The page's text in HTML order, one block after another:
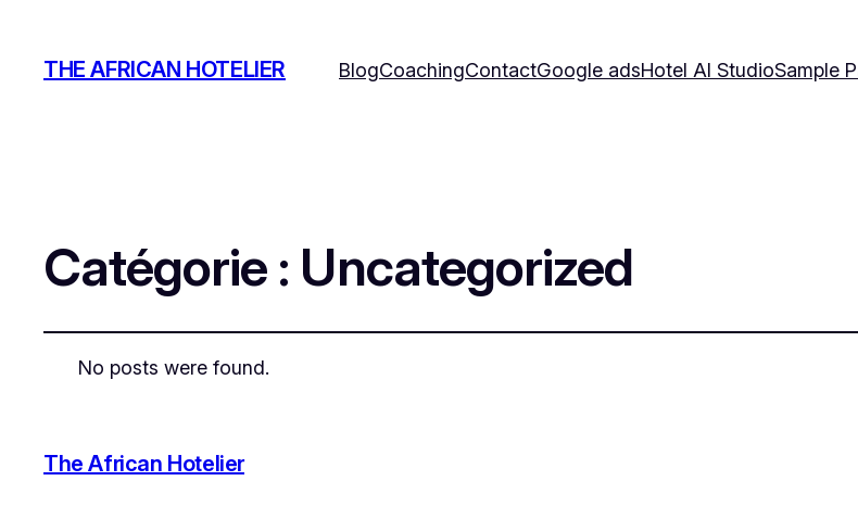
THE AFRICAN HOTELIER BlogCoachingContactGoogle adsHotel AI StudioSample
Catégorie : Uncategorized
No posts were found.
The African Hotelier